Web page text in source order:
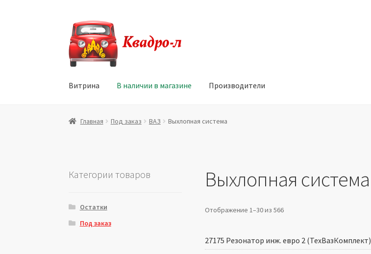
Перейти
к
навигации
Перейти
к
содержимому
Витрина В наличии в магазине Производители
Главная Витрина Мой аккаунт
Главная Под заказ ВАЗ Выхлопная система
Выхлопная система
Отображение 1–30 из 566
27175 Резонатор инж. евро 2 (ТехВазКомплект)
Категории товаров
Остатки
Под заказ